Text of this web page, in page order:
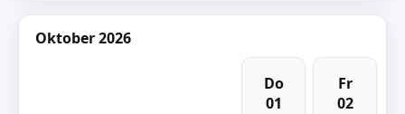
Oktober 2026
Do
01
Fr
02